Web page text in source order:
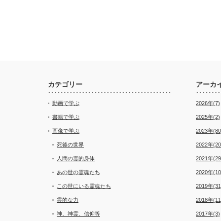
カテゴリー
動画で学ぶ
書籍で学ぶ
画像で学ぶ
死後の世界
人間の霊的身体
あの世の霊魂たち
この世にいる霊魂たち
霊的な力
神、神霊、信仰等
アーカ
2026年(7)
2025年(2)
2023年
2022年
2021年
2020年
2019年
2018年
2017年(3)